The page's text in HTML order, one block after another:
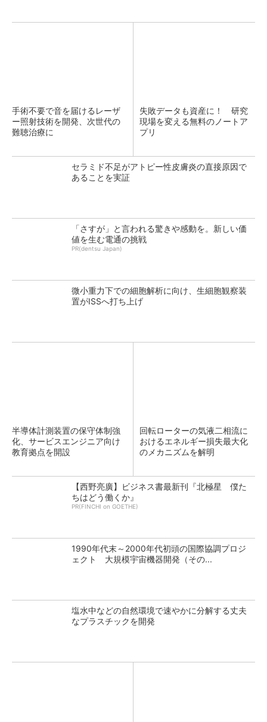
手術不要で音を届けるレーザ
ー照射技術を開発、次世代の
難聴治療に
失敗データも資産に！ 研究
現場を変える無料のノートア
プリ
セラミド不足がアトピー性皮膚炎の直接原因で
あることを実証
「さすが」と言われる驚きや感動を。新しい価
値を生む電通の挑戦
PR(dentsu Japan)
微小重力下での細胞解析に向け、生細胞観察装
置がISSへ打ち上げ
半導体計測装置の保守体制強
化、サービスエンジニア向け
教育拠点を開設
回転ローターの気液二相流に
おけるエネルギー損失最大化
のメカニズムを解明
【西野亮廣】ビジネス書最新刊『北極星 僕た
ちはどう働くか』
PR(FINCHI on GOETHE)
1990年代末～2000年代初頭の国際協調プロジ
ェクト 大規模宇宙機器開発（その...
塩水中などの自然環境で速やかに分解する丈夫
なプラスチックを開発